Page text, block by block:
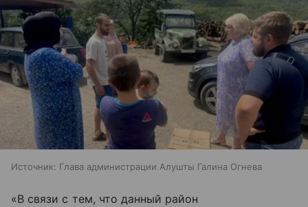
Источник: Глава администрации Алушты Галина Огнева
«В связи с тем, что данный район